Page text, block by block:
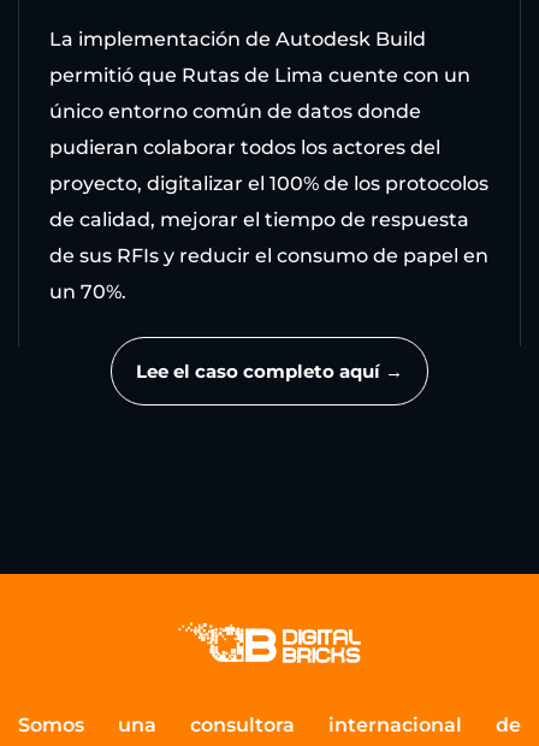
La implementación de Autodesk Build
permitió que Rutas de Lima cuente con un
único entorno común de datos donde
pudieran colaborar todos los actores del
proyecto, digitalizar el 100% de los protocolos
de calidad, mejorar el tiempo de respuesta
de sus RFIs y reducir el consumo de papel en
un 70%.
Lee el caso completo aquí →
Somos una consultora internacional de